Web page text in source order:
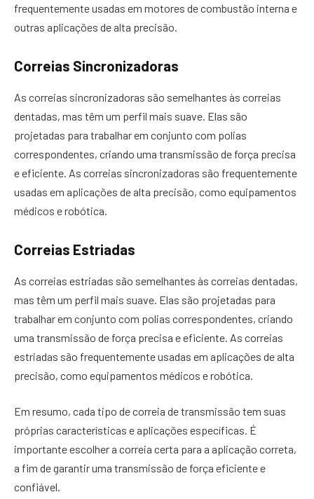
frequentemente usadas em motores de combustão interna e
outras aplicações de alta precisão.
Correias Sincronizadoras
As correias sincronizadoras são semelhantes às correias
dentadas, mas têm um perfil mais suave. Elas são
projetadas para trabalhar em conjunto com polias
correspondentes, criando uma transmissão de força precisa
e eficiente. As correias sincronizadoras são frequentemente
usadas em aplicações de alta precisão, como equipamentos
médicos e robótica.
Correias Estriadas
As correias estriadas são semelhantes às correias dentadas,
mas têm um perfil mais suave. Elas são projetadas para
trabalhar em conjunto com polias correspondentes, criando
uma transmissão de força precisa e eficiente. As correias
estriadas são frequentemente usadas em aplicações de alta
precisão, como equipamentos médicos e robótica.
Em resumo, cada tipo de correia de transmissão tem suas
próprias características e aplicações específicas. É
importante escolher a correia certa para a aplicação correta,
a fim de garantir uma transmissão de força eficiente e
confiável.